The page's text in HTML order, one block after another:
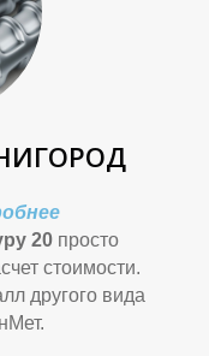
20 просто
стоимости.
другого вида